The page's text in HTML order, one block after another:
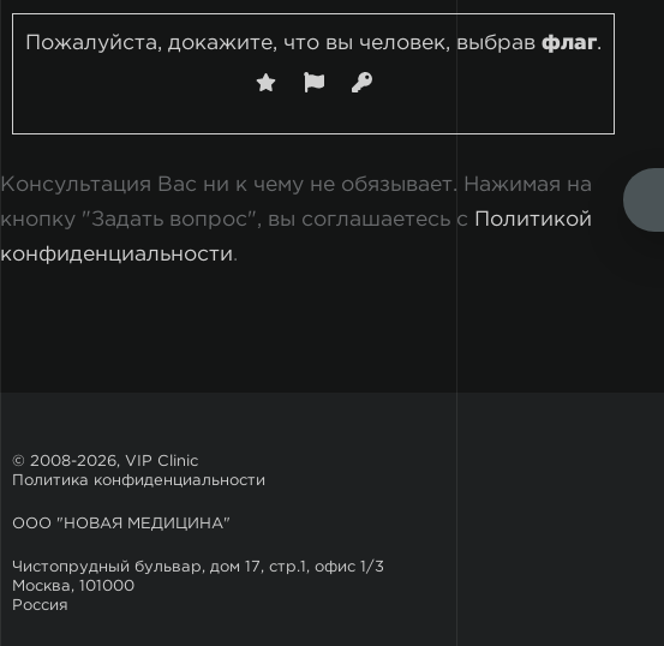
Пожалуйста, докажите, что вы человек, выбрав флаг.
Консультация Вас ни к чему не обязывает. Нажимая на
кнопку "Задать вопрос", вы соглашаетесь с
Политикой
конфиденциальности.
© 2008-2026, VIP Clinic
Политика конфиденциальности
ООО "НОВАЯ МЕДИЦИНА"
Чистопрудный бульвар, дом 17, стр.1, офис 1/3
Москва, 101000
Россия